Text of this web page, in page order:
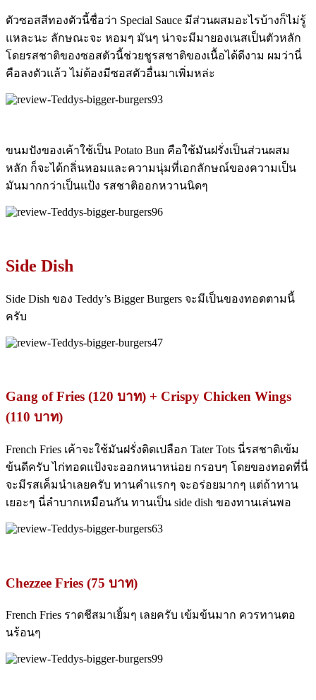
ตัวซอสสีทองตัวนี้ชื่อว่า Special Sauce มีส่วนผสมอะไรบ้างก็ไม่รู้
แหละนะ ลักษณะจะ หอมๆ มันๆ น่าจะมีมายองเนสเป็นตัวหลัก
โดยรสชาติของซอสตัวนี้ช่วยชูรสชาติของเนื้อได้ดีงาม ผมว่านี่
คือลงตัวแล้ว ไม่ต้องมีซอสตัวอื่นมาเพิ่มหล่ะ
ขนมปังของเค้าใช้เป็น Potato Bun คือใช้มันฝรั่งเป็นส่วนผสม
หลัก ก็จะได้กลิ่นหอมและความนุ่มที่เอกลักษณ์ของความเป็น
มันมากกว่าเป็นแป้ง รสชาติออกหวานนิดๆ
Side Dish
Side Dish ของ Teddy’s Bigger Burgers จะมีเป็นของทอดตามนี้
ครับ
Gang of Fries (120 บาท) + Crispy Chicken Wings
(110 บาท)
French Fries เค้าจะใช้มันฝรั่งติดเปลือก Tater Tots นี่รสชาติเข้ม
ข้นดีครับ ไก่ทอดแป้งจะออกหนาหน่อย กรอบๆ โดยของทอดที่นี่
จะมีรสเค็มนำเลยครับ ทานคำแรกๆ จะอร่อยมากๆ แต่ถ้าทาน
เยอะๆ นี่ลำบากเหมือนกัน ทานเป็น side dish ของทานเล่นพอ
Chezzee Fries (75 บาท)
French Fries ราดชีสมาเยิ้มๆ เลยครับ เข้มข้นมาก ควรทานตอ
นร้อนๆ